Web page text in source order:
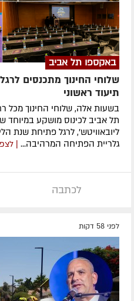
באקספו תל אביב
שלוחי החינוך מתכנסים
תיעוד ראשוני
בשעות אלה, שלוחי החינוך מכל
תל אביב לכינוס מושקע במיוחד
ליובאוויטש', לרגל פתיחת שנת
גלריית הפתיחה המרהיבה... |
לכתבה
לפני 58 דקות